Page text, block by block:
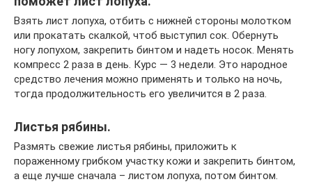
Взять лист лопуха, отбить с нижней стороны молотком
или прокатать скалкой, чтоб выступил сок. Обернуть
ногу лопухом, закрепить бинтом и надеть носок. Менять
компресс 2 раза в день. Курс — 3 недели. Это народное
средство лечения можно применять и только на ночь,
тогда продолжительность его увеличится в 2 раза.
Листья рябины.
Размять свежие листья рябины, приложить к
пораженному грибком участку кожи и закрепить бинтом,
а еще лучше сначала – листом лопуха, потом бинтом.